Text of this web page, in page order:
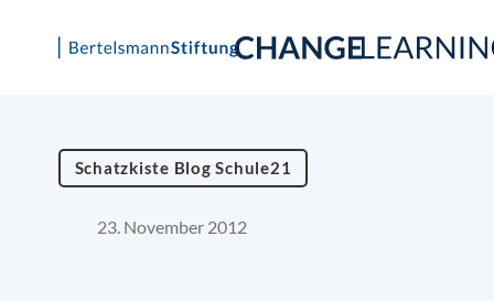
content
Schatzkiste Blog Schule21
23. November 2012